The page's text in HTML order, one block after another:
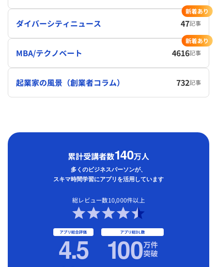
ダイバーシティニュース 47記事
新着あり
MBA/テクノベート 4616記事
新着あり
起業家の風景（創業者コラム） 732記事
累計受講者数140万人
多くのビジネスパーソンが、
スキマ時間学習にアプリを活用しています
総レビュー数10,000件以上
アプリ総合評価
4.5 アプリ総DL数
100万件
突破